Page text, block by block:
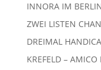
INNORA IM
ZWEI LISTEN
DREIMAL
KREFELD – AMICO